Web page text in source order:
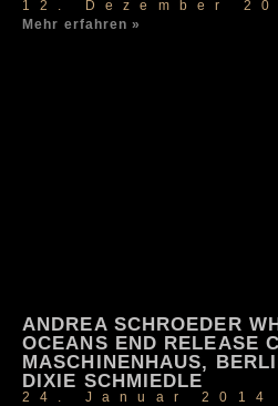
12. Dezember
Mehr erfahren »
ANDREA SCHROEDER
OCEANS END RELEASE
MASCHINENHAUS,
DIXIE SCHMIEDLE
24. Januar 2014